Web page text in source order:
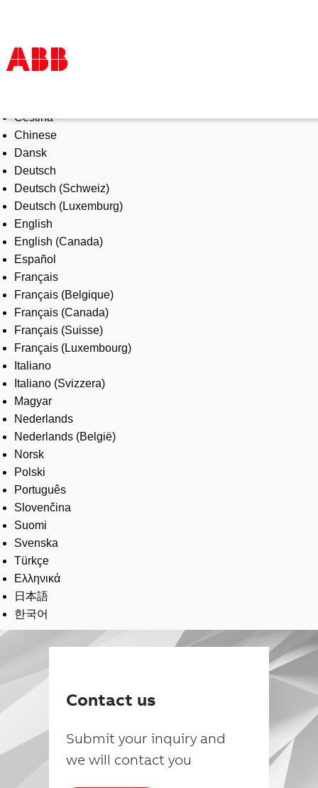
Products & Solutions
Industries
Services
About us
Where to buy
Contact us
Careers
Čeština
Chinese
Dansk
Deutsch
Deutsch (Schweiz)
Deutsch (Luxemburg)
English
English (Canada)
Español
Français
Français (Belgique)
Français (Canada)
Français (Suisse)
Français (Luxembourg)
Italiano
Italiano (Svizzera)
Magyar
Nederlands
Nederlands (België)
Norsk
Polski
Português
Slovenčina
Suomi
Svenska
Türkçe
Ελληνικά
日本語
한국어
Contact us
Submit your inquiry and
we will contact you